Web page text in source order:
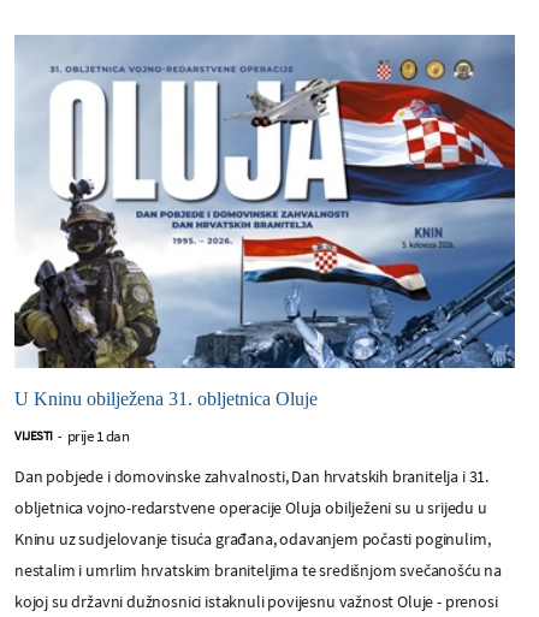
U Kninu obilježena 31. obljetnica Oluje
VIJESTI - prije 1 dan
Dan pobjede i domovinske zahvalnosti, Dan hrvatskih branitelja i 31.
obljetnica vojno-redarstvene operacije Oluja obilježeni su u srijedu u
Kninu uz sudjelovanje tisuća građana, odavanjem počasti poginulim,
nestalim i umrlim hrvatskim braniteljima te središnjom svečanošću na
kojoj su državni dužnosnici istaknuli povijesnu važnost Oluje - prenosi